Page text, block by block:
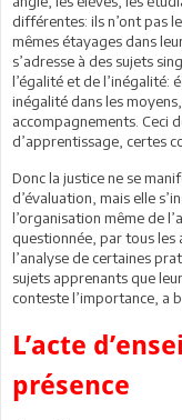
différentes: ils n’ont pas
mêmes étayages dans
s’adresse à des sujets
l’égalité et de l’inégalité:
inégalité dans les
accompagnements. Ceci
d’apprentissage, certes
Donc la justice ne se
d’évaluation, mais elle
l’organisation même de
questionnée, par tous
l’analyse de certaines
sujets apprenants que
conteste l’importance, a
L’acte
présence